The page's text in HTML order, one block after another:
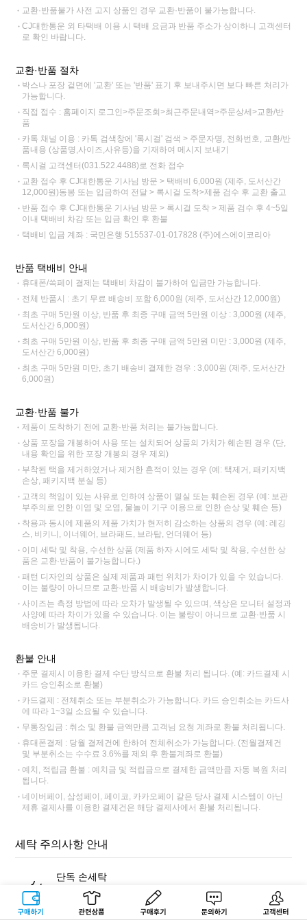
구매하기 관련상품 상품후기 문의하기 고객센터
교환·반품불가 사전 고지 상품인 경우 교환·반품이 불가능합니다.
CJ대한통운 외 타택배 이용 시 택배 요금과 반품 주소가 상이하니 고객센터
로 확인 바랍니다.
교환·반품 절차
박스나 포장 겉면에 '교환' 또는 '반품' 표기 후 보내주시면 보다 빠른 처리가
가능합니다.
직접 접수 : 홈페이지 로그인>주문조회>최근주문내역>주문상세>교환/반
품
카톡 채널 이용 : 카톡 검색창에 '록시걸' 검색 > 주문자명, 전화번호, 교환/반
품내용 (상품명,사이즈,사유등)을 기재하여 메시지 보내기
록시걸 고객센터(031.522.4488)로 전화 접수
교환 접수 후 CJ대한통운 기사님 방문 > 택배비 6,000원 (제주, 도서산간
12,000원)동봉 또는 입금하여 전달 > 록시걸 도착>제품 검수 후 교환 출고
반품 접수 후 CJ대한통운 기사님 방문 > 록시걸 도착 > 제품 검수 후 4~5일
이내 택배비 차감 또는 입금 확인 후 환불
택배비 입금 계좌 : 국민은행 515537-01-017828 (주)에스에이코리아
반품 택배비 안내
휴대폰/쓱페이 결제는 택배비 차감이 불가하여 입금만 가능합니다.
전체 반품시 : 초기 무료 배송비 포함 6,000원 (제주, 도서산간 12,000원)
최초 구매 5만원 이상, 반품 후 최종 구매 금액 5만원 이상 : 3,000원 (제주,
도서산간 6,000원)
최초 구매 5만원 이상, 반품 후 최종 구매 금액 5만원 미만 : 3,000원 (제주,
도서산간 6,000원)
최초 구매 5만원 미만, 초기 배송비 결제한 경우 : 3,000원 (제주, 도서산간
6,000원)
교환·반품 불가
제품이 도착하기 전에 교환·반품 처리는 불가능합니다.
상품 포장을 개봉하여 사용 또는 설치되어 상품의 가치가 훼손된 경우 (단,
내용 확인을 위한 포장 개봉의 경우 제외)
부착된 택을 제거하였거나 제거한 흔적이 있는 경우 (예: 택제거, 패키지백
손상, 패키지백 분실 등)
고객의 책임이 있는 사유로 인하여 상품이 멸실 또는 훼손된 경우 (예: 보관
부주의로 인한 이염 및 오염, 물놀이 기구 이용으로 인한 손상 및 훼손 등)
착용과 동시에 제품의 제품 가치가 현저히 감소하는 상품의 경우 (예: 레깅
스, 비키니, 이너웨어, 브라패드, 브라탑, 언더웨어 등)
이미 세탁 및 착용, 수선한 상품 (제품 하자 시에도 세탁 및 착용, 수선한 상
품은 교환·반품이 불가능합니다.)
패턴 디자인의 상품은 실제 제품과 패턴 위치가 차이가 있을 수 있습니다.
이는 불량이 아니므로 교환·반품 시 배송비가 발생합니다.
사이즈는 측정 방법에 따라 오차가 발생될 수 있으며, 색상은 모니터 설정과
사양에 따라 차이가 있을 수 있습니다. 이는 불량이 아니므로 교환·반품 시
배송비가 발생됩니다.
환불 안내
주문 결제시 이용한 결제 수단 방식으로 환불 처리 됩니다. (예: 카드결제 시
카드 승인취소로 환불)
카드결제 : 전체취소 또는 부분취소가 가능합니다. 카드 승인취소는 카드사
에 따라 1~3일 소요될 수 있습니다.
무통장입금 : 취소 및 환불 금액만큼 고객님 요청 계좌로 환불 처리됩니다.
휴대폰결제 : 당월 결제건에 한하여 전체취소가 가능합니다. (전월결제건
및 부분취소는 수수료 3.6%를 제외 후 환불계좌로 환불)
예치, 적립금 환불 : 예치금 및 적립금으로 결제한 금액만큼 자동 복원 처리
됩니다.
네이버페이, 삼성페이, 페이코, 카카오페이 같은 당사 결제 시스템이 아닌
제휴 결제사를 이용한 결제건은 해당 결제사에서 환불 처리됩니다.
세탁 주의사항 안내
단독 손세탁
반드시 표백 성분이 없는 중성세제를 사용해 단독 손세탁해주세
요. 염색 잔료가 빠져나와 다른 제품에 이염이 될 수 있습니다.